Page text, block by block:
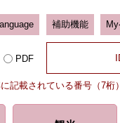
補助機能
PDF
記載されている番号（7桁